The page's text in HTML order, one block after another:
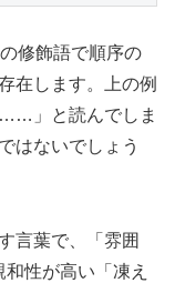
修飾語で順序の
在します。上の例
」と読んでしま
はないでしょう
言葉で、「雰囲
性が高い「凍え